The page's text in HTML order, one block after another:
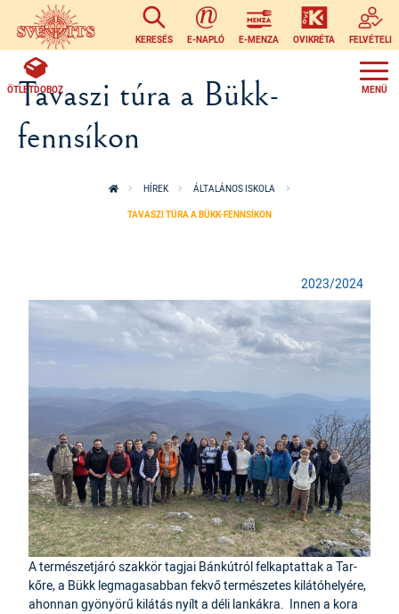
Ugrás a tartalomra
KERESÉS E-NAPLÓ E-MENZA OVIKRÉTA FELVÉTELI
ÖTLETDOBOZ
Tavaszi túra a Bükk-
fennsíkon
HÍREK ÁLTALÁNOS ISKOLA
TAVASZI TÚRA A BÜKK-FENNSÍKON
2023/2024
A természetjáró szakkör tagjai Bánkútról felkaptattak a Tar-
kőre, a Bükk legmagasabban fekvő természetes kilátóhelyére,
ahonnan gyönyörű kilátás nyílt a déli lankákra. Innen a kora